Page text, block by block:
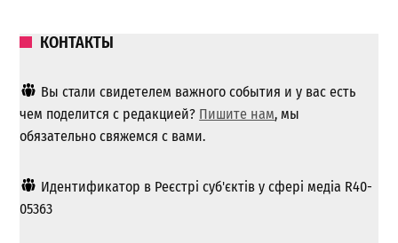
КОНТАКТЫ
Вы стали свидетелем важного события и у вас есть
чем поделится с редакцией? Пишите нам, мы
обязательно свяжемся с вами.
Идентификатор в Реєстрі суб'єктів у сфері медіа R40-
05363